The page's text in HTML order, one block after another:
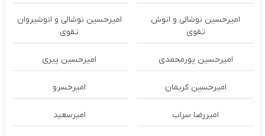
امیرحسین نوشالی و انوش
تقوی
امیرحسین نوشالی و انوشیروان
تقوی
امیرحسین پورمحمدی امیرحسین پیری
امیرحسین کریمان امیرخسرو
امیررضا سراب امیرسعید